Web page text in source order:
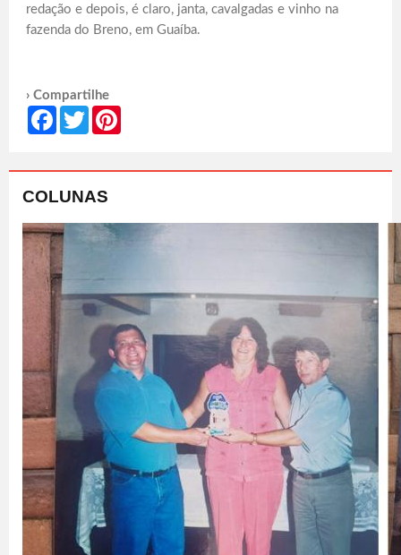
redação e depois, é claro, janta, cavalgadas e vinho na
fazenda do Breno, em Guaíba.
› Compartilhe
Facebook
Twitter
COLUNAS